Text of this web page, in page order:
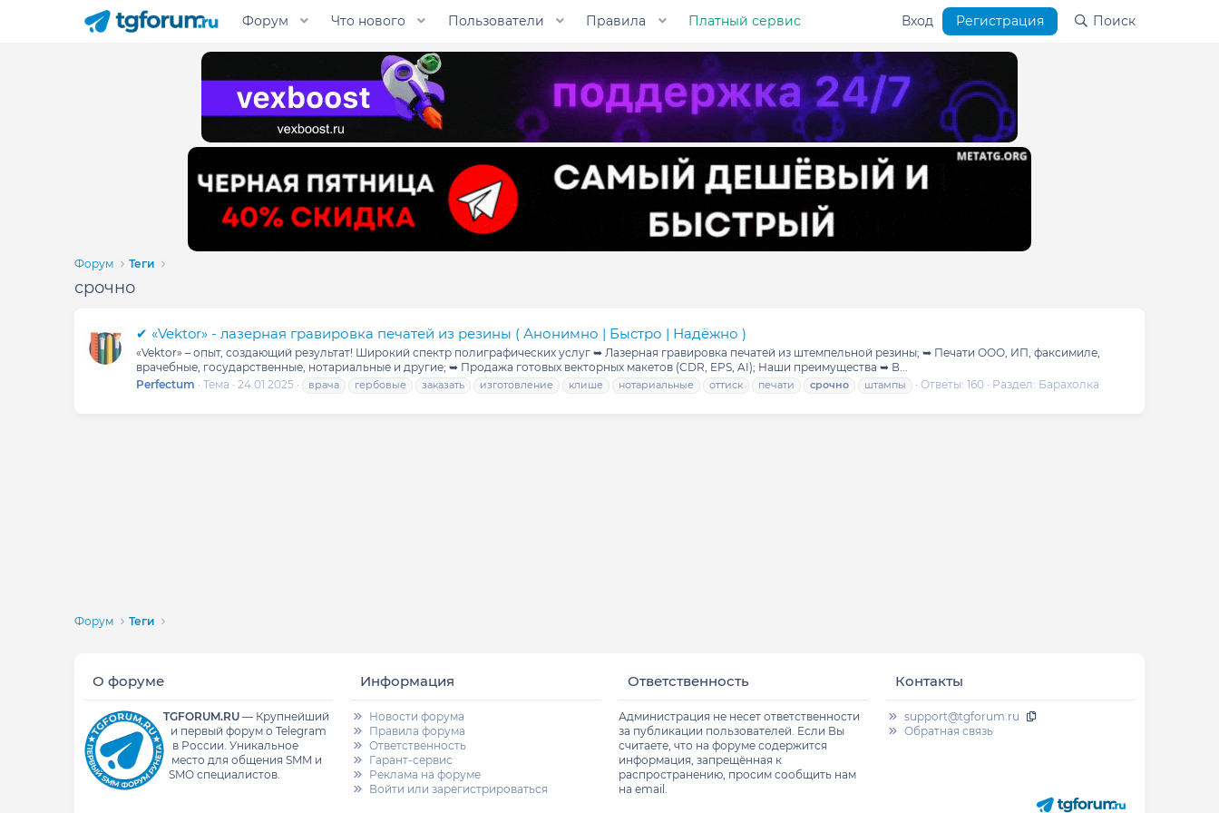
Форум Что нового Пользователи Правила Платный сервис Вход Регистрация Поиск
Форум Теги
срочно
✔ «Vektor» - лазерная гравировка печатей из резины ( Анонимно | Быстро | Надёжно )
«Vektor» – опыт, создающий результат! Широкий спектр полиграфических услуг ➥ Лазерная гравировка печатей из штемпельной резины; ➥ Печати ООО, ИП, факсимиле,
врачебные, государственные, нотариальные и другие; ➥ Продажа готовых векторных макетов (CDR, EPS, AI); Наши преимущества ➥ В...
Perfectum
Тема 24.01.2025 врача гербовые заказать изготовление клише нотариальные оттиск печати срочно штампы Ответы: 160 Раздел: Барахолка
Форум Теги
О форуме
TGFORUM.RU— Крупнейший
и первый форум о Telegram
в России. Уникальное
место для общения SMM и
SMO специалистов.
Информация
Новости форума
Правила форума
Ответственность
Гарант-сервис
Реклама на форуме
Войти или зарегистрироваться
Ответственность
Администрация не несет ответственности
за публикации пользователей. Если Вы
считаете, что на форуме содержится
информация, запрещённая к
распространению, просим сообщить нам
на email.
Контакты
support@tgforum.ru
Обратная связь